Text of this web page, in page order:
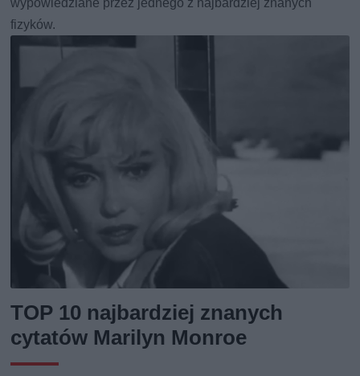
fizyków.
TOP 10 najbardziej znanych
cytatów Marilyn Monroe